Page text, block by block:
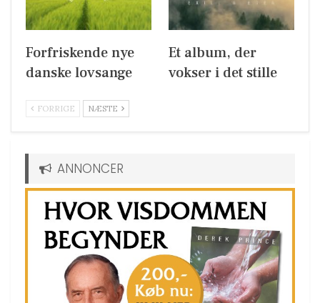
Forfriskende nye
danske lovsange
Et album, der
vokser i det stille
FORRIGE NÆSTE
ANNONCER